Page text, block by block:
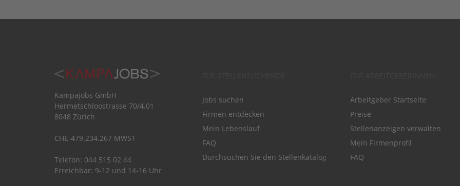
Kampajobs GmbH
Hermetschloostrasse 70/4.01
8048 Zürich
CHE-479.234.267 MWST
Telefon: 044 515 02 44
Erreichbar: 9-12 und 14-16 Uhr
Jobs suchen
Firmen entdecken
Mein Lebenslauf
FAQ
Durchsuchen Sie den Stellenkatalog
Arbeitgeber Startseite
Preise
Stellenanzeigen verwalten
Mein Firmenprofil
FAQ